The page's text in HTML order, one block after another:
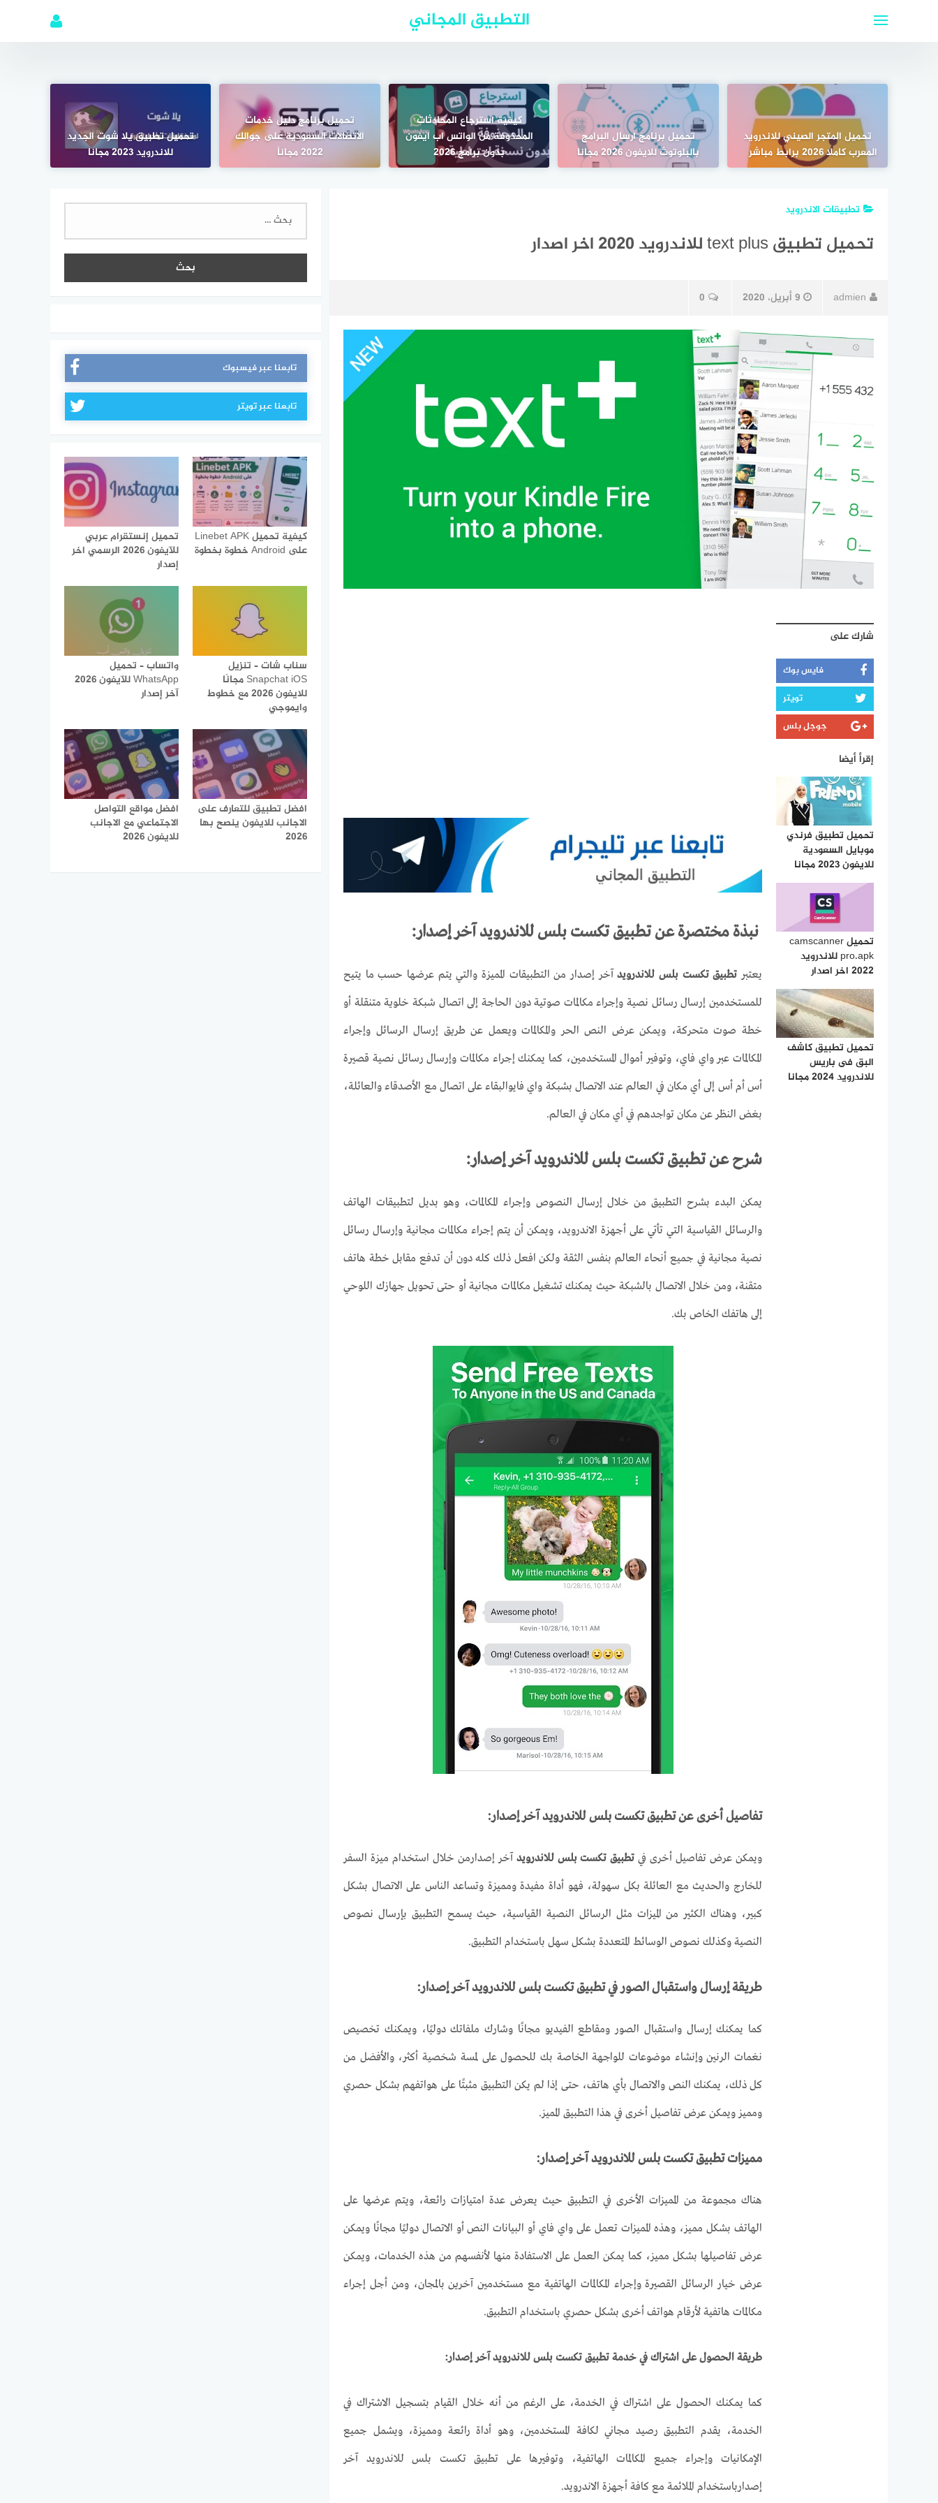
التطبيق المجاني
تحميل المتجر الصيني للاندرويد
المعرب كاملا 2026 برابط مباشر
تحميل برنامج ارسال البرامج
بالبلوتوث للايفون 2026 مجانا
كيفية استرجاع المحادثات
المحذوفة من الواتس اب ايفون
بدون برامج 2026
تحميل برنامج دليل خدمات
الاتصالات السعودية على جوالك
2022 مجاناً
تحميل تطبيق يلا شوت الجديد
للاندرويد 2023 مجانا
تطبيقات الاندرويد
تحميل تطبيق text plus للاندرويد 2020 اخر اصدار
admien 9 أبريل، 2020 0
نبذة مختصرة عن تطبيق تكست بلس للاندرويد آخر إصدار:
يعتبر تطبيق تكست بلس للاندرويدآخر إصدار من التطبيقات المميزة والتي يتم عرضها حسب ما يتيح
للمستخدمين إرسال رسائل نصية وإجراء مكالمات صوتية دون الحاجة إلى اتصال شبكة خلوية متنقلة أو
خطة صوت متحركة، ويمكن عرض النص الحر والمكالمات ويعمل عن طريق إرسال الرسائل وإجراء
المكالمات عبر واي فاي، وتوفير أموال المستخدمين، كما يمكنك إجراء مكالمات وإرسال رسائل نصية قصيرة
أس أم أس إلى أي مكان في العالم عند الاتصال بشبكة واي فايوالبقاء على اتصال مع الأصدقاء والعائلة،
بغض النظر عن مكان تواجدهم في أي مكان في العالم.
شرح عن تطبيق تكست بلس للاندرويد آخر إصدار:
يمكن البدء بشرح التطبيق من خلال إرسال النصوص وإجراء المكالمات، وهو بديل لتطبيقات الهاتف
والرسائل القياسية التي تأتي على أجهزة الاندرويد، ويمكن أن يتم إجراء مكالمات مجانية وإرسال رسائل
نصية مجانية في جميع أنحاء العالم بنفس الثقة ولكن افعل ذلك كله دون أن تدفع مقابل خطة هاتف
متقنة، ومن خلال الاتصال بالشبكة حيث يمكنك تشغيل مكالمات مجانية أو حتى تحويل جهازك اللوحي
إلى هاتفك الخاص بك.
تفاصيل أخرى عن تطبيق تكست بلس للاندرويد آخر إصدار:
ويمكن عرض تفاصيل أخرى فيتطبيق تكست بلس للاندرويد آخر إصدارمن خلال استخدام ميزة السفر
للخارج والحديث مع العائلة بكل سهولة، فهو أداة مفيدة ومميزة وتساعد الناس على الاتصال بشكل
كبير، وهناك الكثير من الميزات مثل الرسائل النصية القياسية، حيث يسمح التطبيق بإرسال نصوص
النصية وكذلك نصوص الوسائط المتعددة بشكل سهل باستخدام التطبيق.
طريقة إرسال واستقبال الصور في تطبيق تكست بلس للاندرويد آخر إصدار:
كما يمكنك إرسال واستقبال الصور ومقاطع الفيديو مجانًا وشارك ملفاتك دوليًا، ويمكنك تخصيص
نغمات الرنين وإنشاء موضوعات للواجهة الخاصة بك للحصول على لمسة شخصية أكثر، والأفضل من
كل ذلك، يمكنك النص والاتصال بأي هاتف، حتى إذا لم يكن التطبيق مثبتًا على هواتفهم بشكل حصري
ومميز ويمكن عرض تفاصيل أخرى في هذا التطبيق المميز.
مميزات تطبيق تكست بلس للاندرويد آخر إصدار:
هناك مجموعة من المميزات الأخرى في التطبيق حيث يعرض عدة امتيازات رائعة، ويتم عرضها على
الهاتف بشكل مميز، وهذه المميزات تعمل على واي فاي أو البيانات النص أو الاتصال دوليًا مجانًا ويمكن
عرض تفاصيلها بشكل مميز، كما يمكن العمل على الاستفادة منها لأنفسهم من هذه الخدمات، ويمكن
عرض خيار الرسائل القصيرة وإجراء المكالمات الهاتفية مع مستخدمين آخرين بالمجان، ومن أجل إجراء
مكالمات هاتفية لأرقام هواتف أخرى بشكل حصري باستخدام التطبيق.
طريقة الحصول على اشتراك في خدمة تطبيق تكست بلس للاندرويد آخر إصدار:
كما يمكنك الحصول على اشتراك في الخدمة، على الرغم من أنه خلال القيام بتسجيل الاشتراك في
الخدمة، يقدم التطبيق رصيد مجاني لكافة المستخدمين، وهو أداة رائعة ومميزة، ويشمل جميع
الإمكانيات وإجراء جميع المكالمات الهاتفية، وتوفيرها على تطبيق تكست بلس للاندرويد آخر
إصدارباستخدام الملائمة مع كافة أجهزة الاندرويد.
شارك على
فايس بوك
تويتر
جوجل بلس
إقرأ أيضا
تحميل تطبيق فرندي
موبايل السعودية
للايفون 2023 مجانا
تحميل camscanner
pro.apk للاندرويد
2022 اخر اصدار
تحميل تطبيق كاشف
البق فى باريس
للاندرويد 2024 مجانا
البحث
تابعنا عبر فيسبوك
تابعنا عبر تويتر
كيفية تحميل Linebet APK
على Android خطوة بخطوة
تحميل إنستقرام عربي
للآيفون 2026 الرسمي اخر
إصدار
سناب شات – تنزيل
Snapchat iOS مجانًا
للايفون 2026 مع خطوط
وايموجي
واتساب – تحميل
WhatsApp للآيفون 2026
آخر إصدار
افضل تطبيق للتعارف على
الاجانب للايفون ينصح بها
2026
افضل مواقع التواصل
الاجتماعي مع الاجانب
للايفون 2026